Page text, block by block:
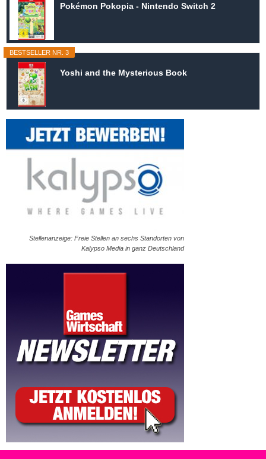
Pokémon Pokopia - Nintendo Switch 2
BESTSELLER NR. 3
Yoshi and the Mysterious Book
Stellenanzeige: Freie Stellen an sechs Standorten von
Kalypso Media in ganz Deutschland